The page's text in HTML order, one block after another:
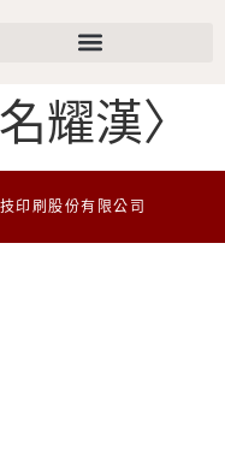
耀漢〉
刷股份有限公司